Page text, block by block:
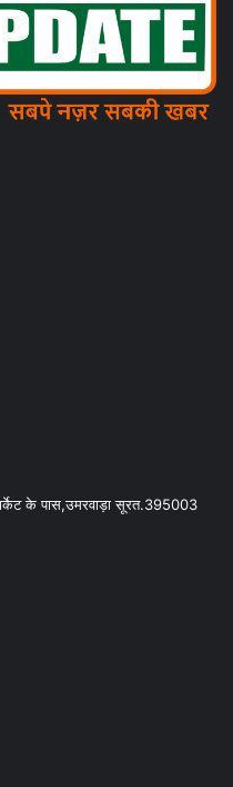
के पास,उमरवाड़ा सूरत.395003